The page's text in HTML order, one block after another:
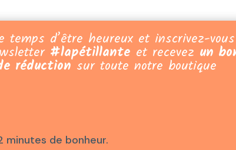
temps d’être heureux et inscrivez-
#lapétillante et recevez un
réductionsur toute notre boutique
de bonheur.